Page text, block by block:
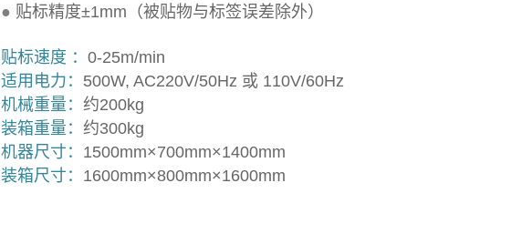
● 贴标精度±1mm（被贴物与标签误差除外）
贴标速度 ： 0-25m/min
适用电力： 500W, AC220V/50Hz 或 110V/60Hz
机械重量： 约200kg
装箱重量： 约300kg
机器尺寸： 1500mm×700mm×1400mm
装箱尺寸： 1600mm×800mm×1600mm